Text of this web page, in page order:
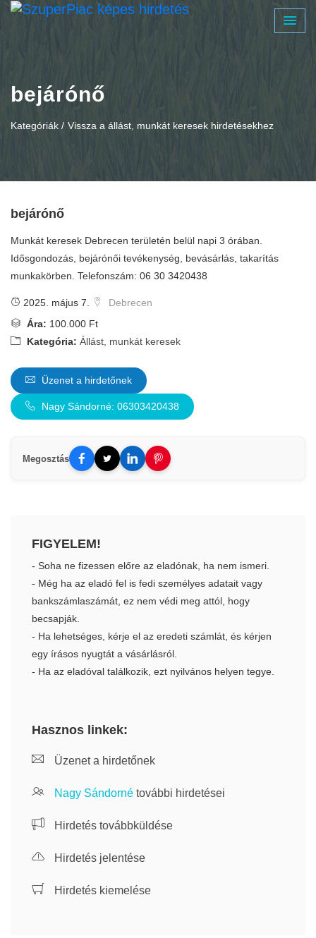
bejárónő
Kategóriák / Vissza a állást, munkát keresek hirdetésekhez
bejárónő
Munkát keresek Debrecen területén belül napi 3 órában.
Idősgondozás, bejárónői tevékenység, bevásárlás, takarítás
munkakörben. Telefonszám: 06 30 3420438
2025. május 7.
Debrecen
Ára: 100.000 Ft
Kategória: Állást, munkát keresek
Üzenet a hirdetőnek
Nagy Sándorné: 06303420438
Megosztás
FIGYELEM!
- Soha ne fizessen előre az eladónak, ha nem ismeri.
- Még ha az eladó fel is fedi személyes adatait vagy
bankszámlaszámát, ez nem védi meg attól, hogy
becsapják.
- Ha lehetséges, kérje el az eredeti számlát, és kérjen
egy írásos nyugtát a vásárlásról.
- Ha az eladóval találkozik, ezt nyilvános helyen tegye.
Hasznos linkek:
Üzenet a hirdetőnek
Nagy Sándorné további hirdetései
Hirdetés továbbküldése
Hirdetés jelentése
Hirdetés kiemelése